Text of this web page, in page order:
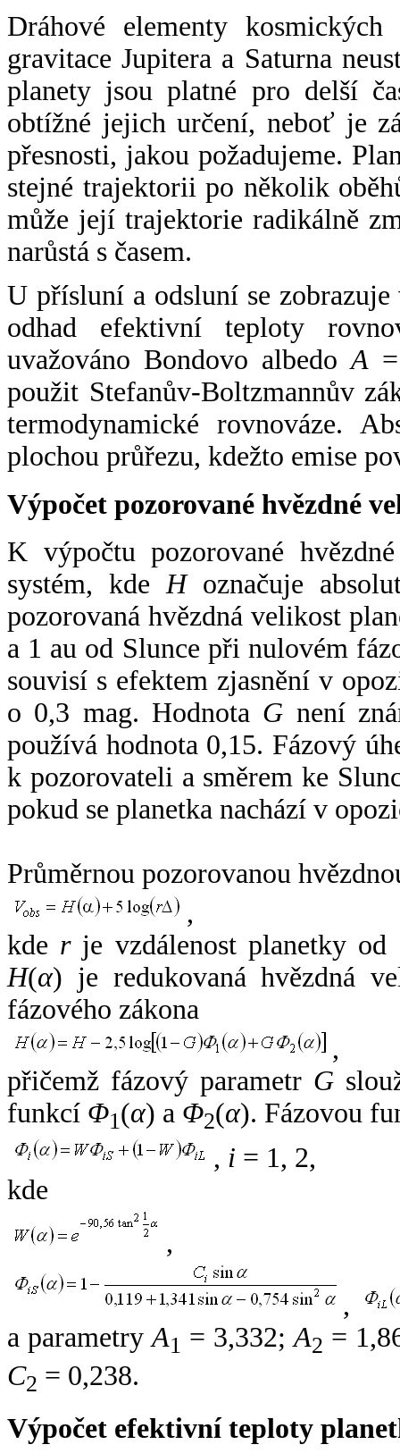
Dráhové elementy
gravitace Jupitera a Saturna
planety jsou platné pro delší
obtížné jejich určení, neboť je
přesnosti, jakou požadujeme.
stejné trajektorii po několik
může její trajektorie radikálně
narůstá s časem.
U přísluní a odsluní se
odhad efektivní teploty
uvažováno Bondovo albedoA
použit Stefanův-Boltzmannův
termodynamické rovnováze.
plochou průřezu, kdežto emise
Výpočet pozorované hvězdné
K výpočtu pozorované
systém, kde Hoznačuje
pozorovaná hvězdná velikost
a 1 au od Slunce při nulovém
souvisí s efektem zjasnění v
o 0,3 mag. Hodnota G není
používá hodnota 0,15. Fázový
k pozorovateli a směrem ke
pokud se planetka nachází v
Průměrnou pozorovanou
,
kde rje vzdálenost planetky od
H(α) je redukovaná hvězdná
fázového zákona
,
přičemž fázový parametr G
funkcí Φ1(α) a Φ2(α). Fázovou
, i = 1, 2,
kde
,
,
a parametryA1 = 3,332;A2 =
C2 = 0,238.
Výpočet efektivní teploty